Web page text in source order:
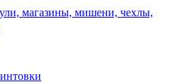
магазины, мишени, чехлы,